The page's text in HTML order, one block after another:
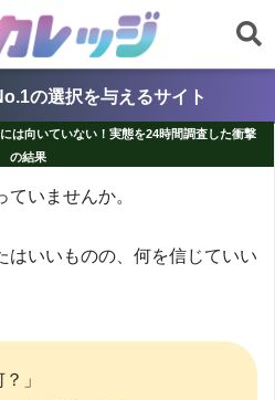
の選択を与えるサイト
は向いていない！実態を24時間調査した衝撃
の結果
いませんか。
はいいものの、何を信じていい
」